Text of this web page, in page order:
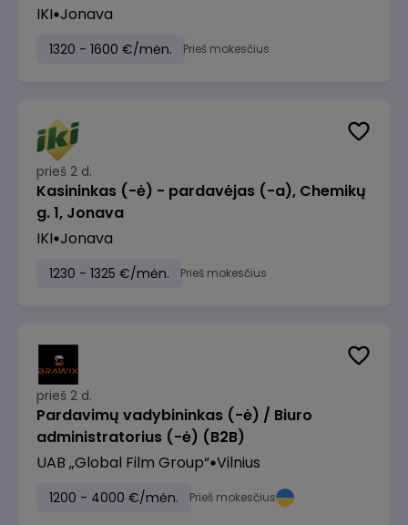
IKI Jonava
1320 - 1600 €/mėn. Prieš mokesčius
prieš 2 d.
Kasininkas (-ė) - pardavėjas (-a), Chemikų
g. 1, Jonava
IKI Jonava
1230 - 1325 €/mėn. Prieš mokesčius
prieš 2 d.
Pardavimų vadybininkas (-ė) / Biuro
administratorius (-ė) (B2B)
UAB „Global Film Group“ Vilnius
1200 - 4000 €/mėn. Prieš mokesčius